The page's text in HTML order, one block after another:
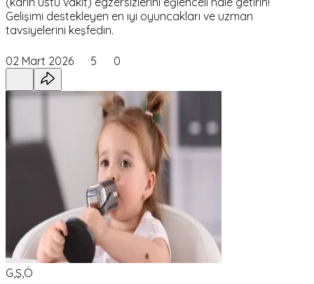
Gelişimi destekleyen en iyi oyuncakları ve uzman
tavsiyelerini keşfedin.
02 Mart 2026 5 0
G,Ş,Ö